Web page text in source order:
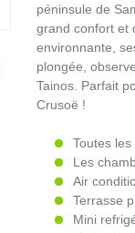
péninsule de
grand confort et
environnante,
plongée,
Tainos. Parfait
Crusoë !
Toutes
Les
Air
Terrasse
Mini